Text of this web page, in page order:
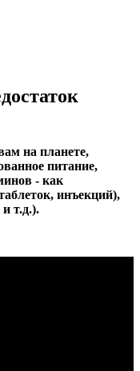
на планете,
питание,
- как
инъекций),
т.д.).